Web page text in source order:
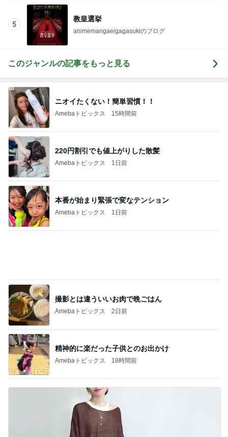
このジャンルの記事をもっと見る
Amebaトピックス 15時間前
220円割引でも値上がりした散髪
Amebaトピックス 1日前
本番が始まり緊張で変なテンション
Amebaトピックス 1日前
撮影とは違ういいお肉で晩ごはん
Amebaトピックス 2日前
家事を早めに片付けてチェックする予定
1日前